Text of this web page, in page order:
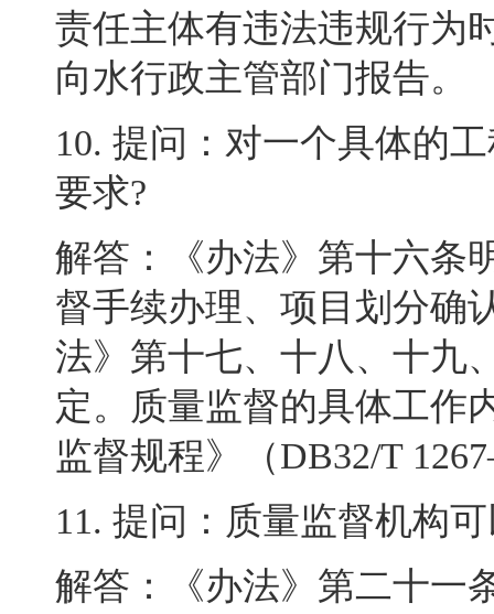
责任主体有违法违规行为
向水行政主管部门报告。
10. 提问：对一个具体的
要求?
解答：《办法》第十六条
督手续办理、项目划分确
法》第十七、十八、十九
定。
质量监督的具体工作
监督规程》（DB32/T 1267
11. 提问：质量监督机构
解答：《办法》第二十一